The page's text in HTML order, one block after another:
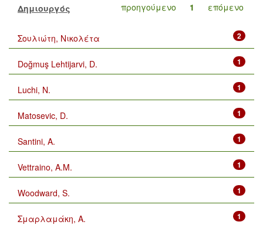
προηγούμενο 1 επόμενο
Δημιουργός
2
Σουλιώτη, Νικολέτα
1
Doğmuş Lehtijarvi, D.
1
Luchi, N.
1
Matosevic, D.
1
Santini, A.
1
Vettraino, A.M.
1
Woodward, S.
1
Σμαρλαμάκη, Α.